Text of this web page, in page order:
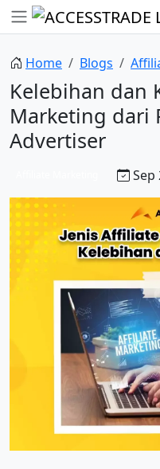
Home Blogs
Kelebihan dan
Marketing dari
Advertiser
Sep